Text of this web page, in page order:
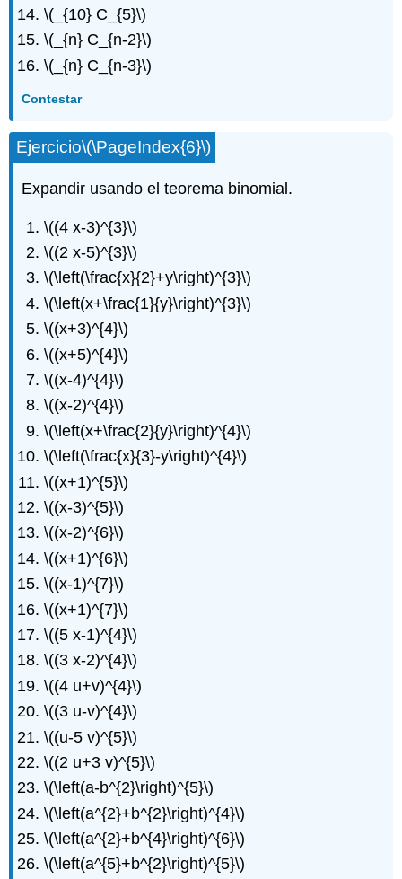
\(_{10} C_{5}\)
\(_{n} C_{n-2}\)
\(_{n} C_{n-3}\)
Contestar
Ejercicio\(\PageIndex{6}\)
Expandir usando el teorema binomial.
\((4 x-3)^{3}\)
\((2 x-5)^{3}\)
\(\left(\frac{x}{2}+y\right)^{3}\)
\(\left(x+\frac{1}{y}\right)^{3}\)
\((x+3)^{4}\)
\((x+5)^{4}\)
\((x-4)^{4}\)
\((x-2)^{4}\)
\(\left(x+\frac{2}{y}\right)^{4}\)
\(\left(\frac{x}{3}-y\right)^{4}\)
\((x+1)^{5}\)
\((x-3)^{5}\)
\((x-2)^{6}\)
\((x+1)^{6}\)
\((x-1)^{7}\)
\((x+1)^{7}\)
\((5 x-1)^{4}\)
\((3 x-2)^{4}\)
\((4 u+v)^{4}\)
\((3 u-v)^{4}\)
\((u-5 v)^{5}\)
\((2 u+3 v)^{5}\)
\(\left(a-b^{2}\right)^{5}\)
\(\left(a^{2}+b^{2}\right)^{4}\)
\(\left(a^{2}+b^{4}\right)^{6}\)
\(\left(a^{5}+b^{2}\right)^{5}\)